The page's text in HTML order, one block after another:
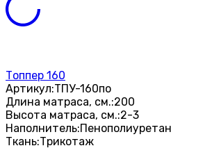
Топпер 160
Артикул:ТПУ-160по
Длина матраса, см.:200
Высота матраса, см.:2-3
Наполнитель:Пенополиуретан
Ткань:Трикотаж